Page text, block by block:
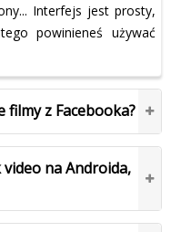
Interfejs jest prosty,
powinieneś używać
filmy z Facebooka?
na Androida,